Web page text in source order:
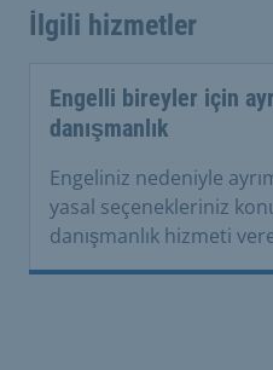
İlgili hizmetler
Engelli bireyler için
danışmanlık
Engeliniz nedeniyle
yasal seçenekleriniz
danışmanlık hizmeti